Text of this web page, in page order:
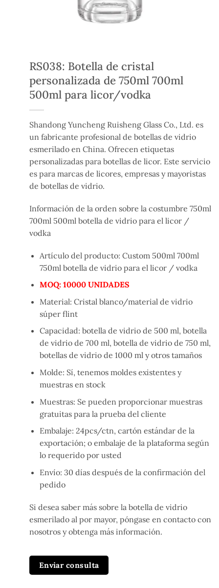
RS038: Botella de cristal
personalizada de 750ml 700ml
500ml para licor/vodka
Shandong Yuncheng Ruisheng Glass Co., Ltd. es
un fabricante profesional de botellas de vidrio
esmerilado en China. Ofrecen etiquetas
personalizadas para botellas de licor. Este servicio
es para marcas de licores, empresas y mayoristas
de botellas de vidrio.
Información de la orden sobre la costumbre 750ml
700ml 500ml botella de vidrio para el licor /
vodka
Artículo del producto: Custom 500ml 700ml
750ml botella de vidrio para el licor / vodka
MOQ: 10000 UNIDADES
Material: Cristal blanco/material de vidrio
súper flint
Capacidad: botella de vidrio de 500 ml, botella
de vidrio de 700 ml, botella de vidrio de 750 ml,
botellas de vidrio de 1000 ml y otros tamaños
Molde: Sí, tenemos moldes existentes y
muestras en stock
Muestras: Se pueden proporcionar muestras
gratuitas para la prueba del cliente
Embalaje: 24pcs/ctn, cartón estándar de la
exportación; o embalaje de la plataforma según
lo requerido por usted
Envío: 30 días después de la confirmación del
pedido
Si desea saber más sobre la botella de vidrio
esmerilado al por mayor, póngase en contacto con
nosotros y obtenga más información.
Enviar consulta